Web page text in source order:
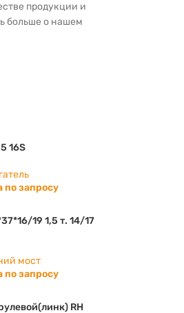
продукции и
больше о нашем
16S
по запросу
19 1,5 т. 14/17
мост
по запросу
RH